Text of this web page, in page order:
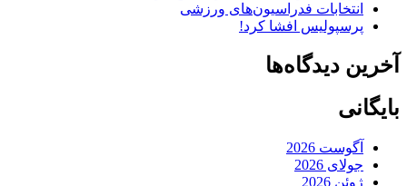
انتخابات فدراسیون‌های ورزشی
پرسپولیس افشا کرد!
آخرین دیدگاه‌ها
بایگانی
آگوست 2026
جولای 2026
ژوئن 2026